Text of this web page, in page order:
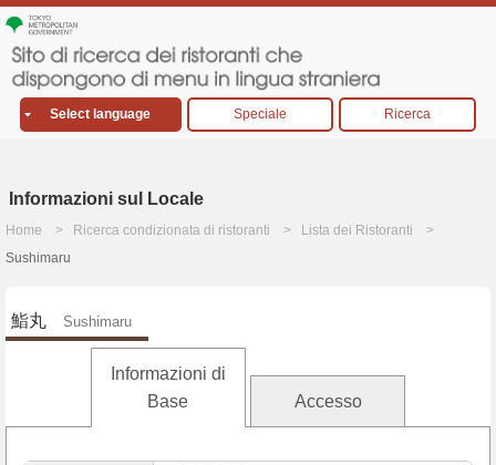
Select language Speciale Ricerca
Informazioni sul Locale
Home Ricerca condizionata di ristoranti
Lista dei Ristoranti
Sushimaru
鮨丸 Sushimaru
Informazioni di
Base
Accesso